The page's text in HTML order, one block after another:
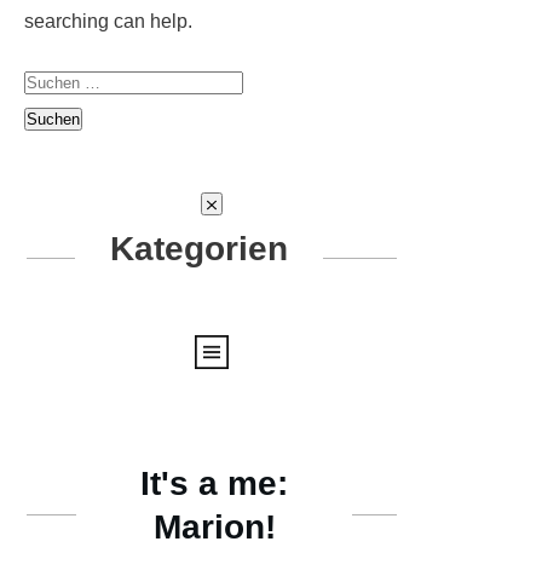
searching can help.
Suchen
nach:
Kategorien
It's a me:
Marion!